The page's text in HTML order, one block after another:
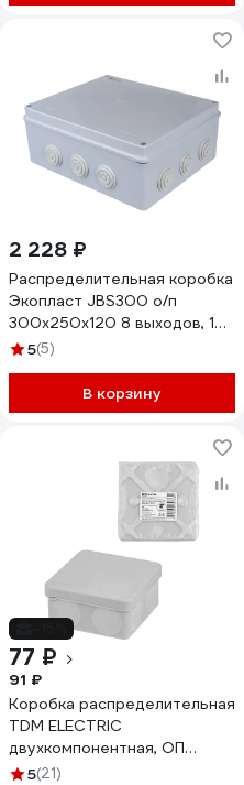
2 228 ₽
Распределительная коробка
Экопласт JBS300 о/п
300х250х120 8 выходов, 12
муфты 44030
5(5)
В корзину
77 ₽
91 ₽
Коробка распределительная
TDM ELECTRIC
двухкомпонентная, ОП
80х80х40 мм, IP66, 8
5(21)